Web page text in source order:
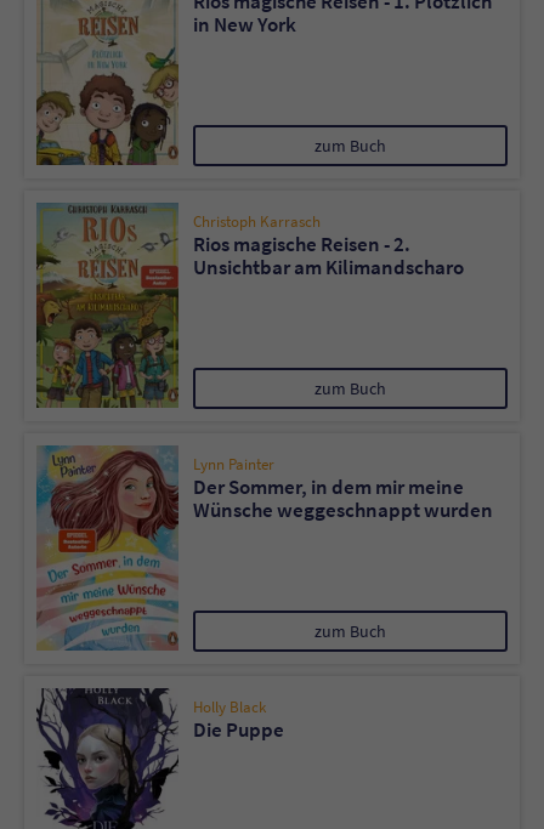
in New York
zum Buch
Christoph Karrasch
Rios magische Reisen - 2.
Unsichtbar am Kilimandscharo
zum Buch
Lynn Painter
Der Sommer, in dem mir meine
Wünsche weggeschnappt wurden
zum Buch
Holly Black
Die Puppe